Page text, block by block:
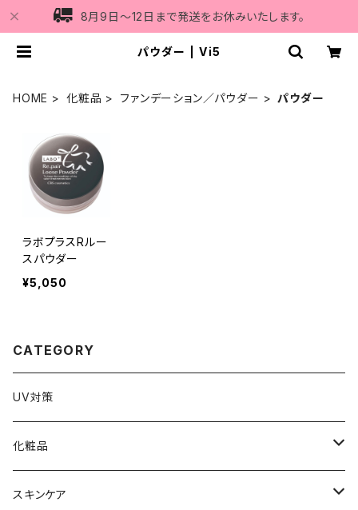
8月9日〜12日まで発送をお休みいたします。
パウダー | Vi5
HOME 化粧品 ファンデーション／パウダー パウダー
ラボプラスRルー
スパウダー
¥5,050
CATEGORY
UV対策
化粧品
化粧下地
スキンケア